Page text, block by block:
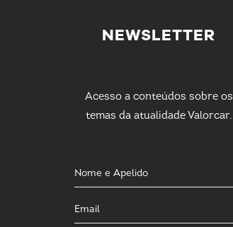
NEWSLETTER
Acesso a conteúdos sobre os
temas da atualidade Valorcar.